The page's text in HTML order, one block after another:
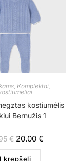
, Komplektai,
kostiumėlis
Bernužis 1
€ 20.00 €
Į krepšelį